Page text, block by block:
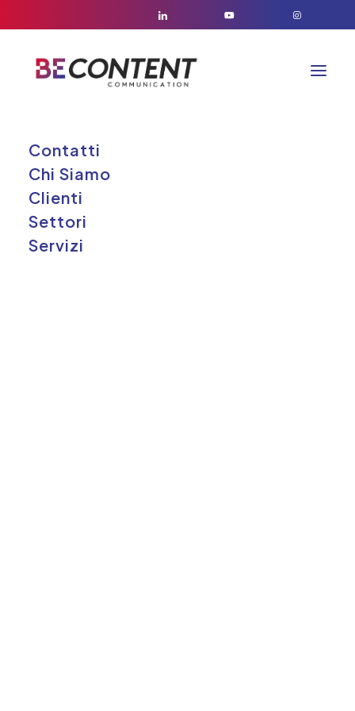
Contatti
Chi Siamo
Clienti
Settori
Servizi